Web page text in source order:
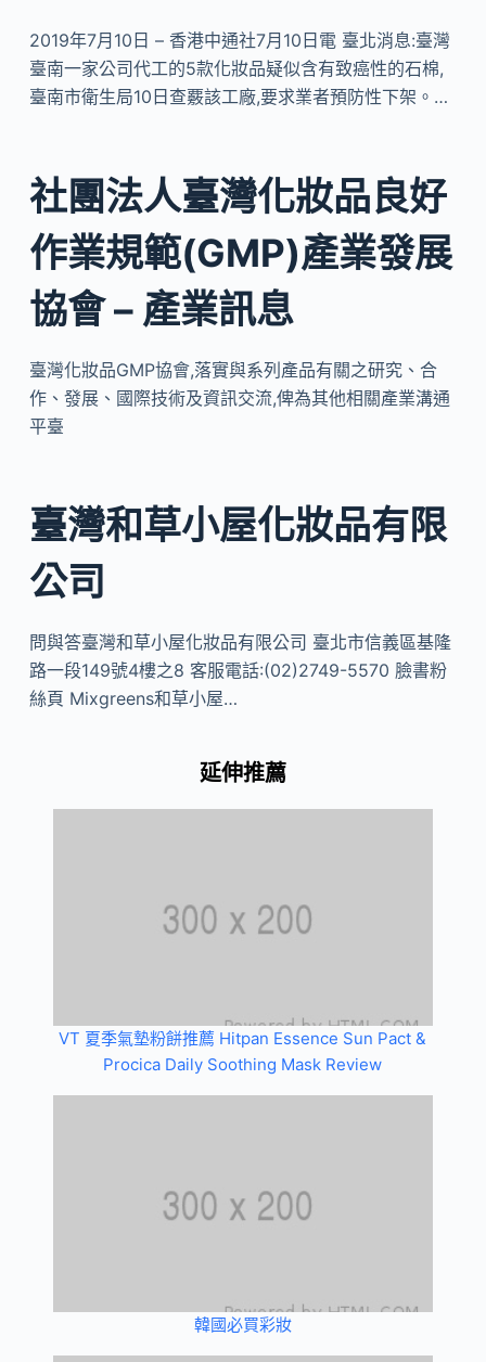
2019年7月10日 – 香港中通社7月10日電 臺北消息:臺灣
臺南一家公司代工的5款化妝品疑似含有致癌性的石棉,
臺南市衛生局10日查覈該工廠,要求業者預防性下架。…
社團法人臺灣化妝品良好
作業規範(GMP)產業發展
協會 – 產業訊息
臺灣化妝品GMP協會,落實與系列產品有關之研究、合
作、發展、國際技術及資訊交流,俾為其他相關產業溝通
平臺
臺灣和草小屋化妝品有限
公司
問與答臺灣和草小屋化妝品有限公司 臺北市信義區基隆
路一段149號4樓之8 客服電話:(02)2749-5570 臉書粉
絲頁 Mixgreens和草小屋…
延伸推薦
VT 夏季氣墊粉餅推薦 Hitpan Essence Sun Pact &
Procica Daily Soothing Mask Review
韓國必買彩妝